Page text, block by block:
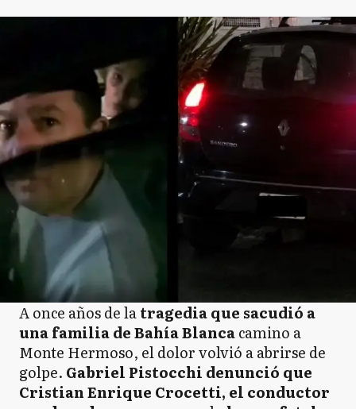
A once años de latragedia que sacudió a
una familia de Bahía Blancacamino a
Monte Hermoso, el dolor volvió a abrirse de
golpe. Gabriel Pistocchi denunció que
Cristian Enrique Crocetti, el conductor